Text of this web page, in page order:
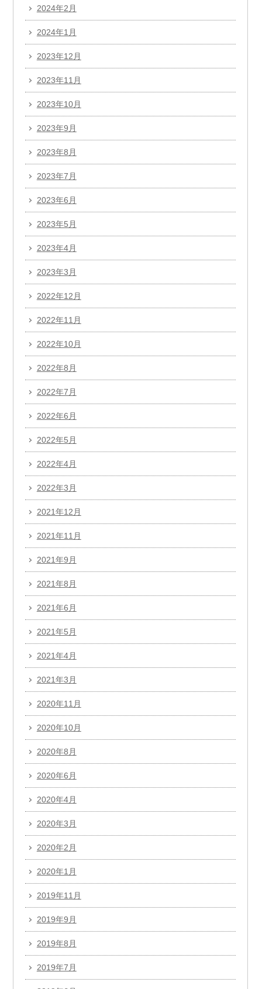
2024年2月
2024年1月
2023年12月
2023年11月
2023年10月
2023年9月
2023年8月
2023年7月
2023年6月
2023年5月
2023年4月
2023年3月
2022年12月
2022年11月
2022年10月
2022年8月
2022年7月
2022年6月
2022年5月
2022年4月
2022年3月
2021年12月
2021年11月
2021年9月
2021年8月
2021年6月
2021年5月
2021年4月
2021年3月
2020年11月
2020年10月
2020年8月
2020年6月
2020年4月
2020年3月
2020年2月
2020年1月
2019年11月
2019年9月
2019年8月
2019年7月